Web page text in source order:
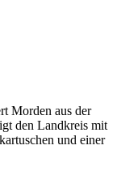
Morden aus der
den Landkreis mit
und einer